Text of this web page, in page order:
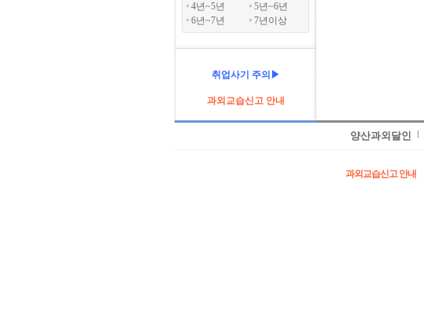
4년~5년
5년~6년
6년~7년
7년이상
취업사기 주의▶
과외교습신고 안내
양산과외달인
과외교습신고 안내